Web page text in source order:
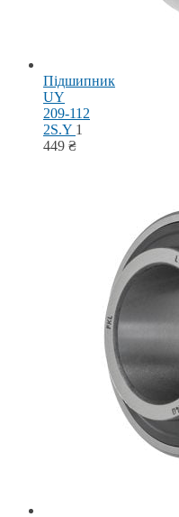
Підшипник
UY
209-112
2S.Y 1
449 ₴